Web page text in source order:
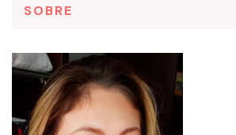
SOBRE